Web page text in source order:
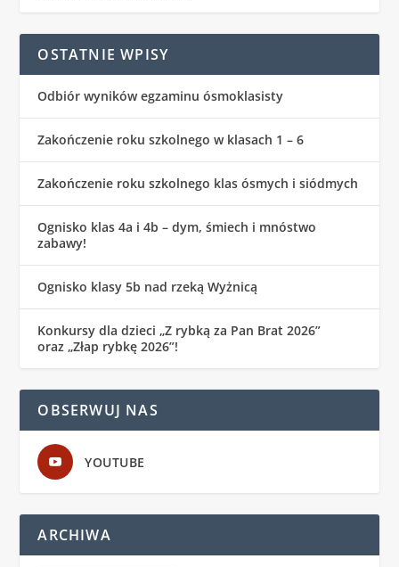
OSTATNIE WPISY
Odbiór wyników egzaminu ósmoklasisty
Zakończenie roku szkolnego w klasach 1 – 6
Zakończenie roku szkolnego klas ósmych i siódmych
Ognisko klas 4a i 4b – dym, śmiech i mnóstwo
zabawy!
Ognisko klasy 5b nad rzeką Wyżnicą
Konkursy dla dzieci „Z rybką za Pan Brat 2026”
oraz „Złap rybkę 2026”!
OBSERWUJ NAS
YOUTUBE
ARCHIWA